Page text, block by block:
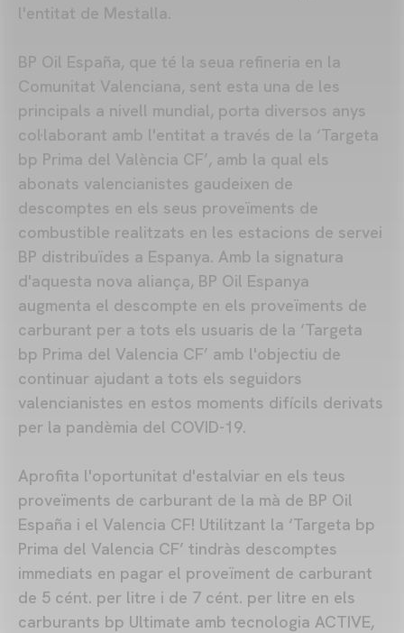
l'entitat de Mestalla.
BP Oil España, que té la seua refineria en la
Comunitat Valenciana, sent esta una de les
principals a nivell mundial, porta diversos anys
col·laborant amb l'entitat a través de la ‘Targeta
bp Prima del València CF’, amb la qual els
abonats valencianistes gaudeixen de
descomptes en els seus proveïments de
combustible realitzats en les estacions de servei
BP distribuïdes a Espanya. Amb la signatura
d'aquesta nova aliança, BP Oil Espanya
augmenta el descompte en els proveïments de
carburant per a tots els usuaris de la ‘Targeta
bp Prima del Valencia CF’ amb l'objectiu de
continuar ajudant a tots els seguidors
valencianistes en estos moments difícils derivats
per la pandèmia del COVID-19.
Aprofita l'oportunitat d'estalviar en els teus
proveïments de carburant de la mà de BP Oil
España i el Valencia CF! Utilitzant la ‘Targeta bp
Prima del Valencia CF’ tindràs descomptes
immediats en pagar el proveïment de carburant
de 5 cént. per litre i de 7 cént. per litre en els
carburants bp Ultimate amb tecnologia ACTIVE,